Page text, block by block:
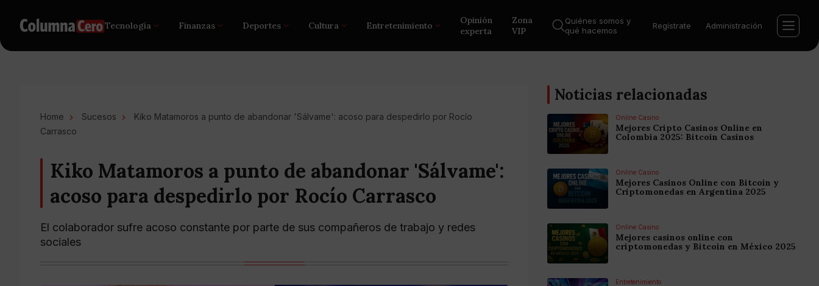
Tecnología Finanzas Deportes Cultura Entretenimiento
Opinión
experta
Zona
VIP
Quiénes somos y
qué hacemos
Regístrate Administración
Home Sucesos
Kiko Matamoros a punto de abandonar 'Sálvame': acoso para despedirlo por Rocío
Carrasco
Kiko Matamoros a punto de abandonar 'Sálvame':
acoso para despedirlo por Rocío Carrasco
El colaborador sufre acoso constante por parte de sus compañeros de trabajo y redes
sociales
Noticias relacionadas
Online Casino
Mejores Cripto Casinos Online en
Colombia 2025: Bitcoin Casinos
Online Casino
Mejores Casinos Online con Bitcoin y
Criptomonedas en Argentina 2025
Online Casino
Mejores casinos online con
criptomonedas y Bitcoin en México 2025
Entretenimiento